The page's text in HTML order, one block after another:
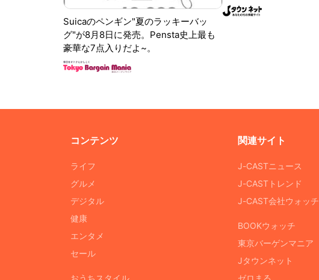
Suicaのペンギン"夏のラッキーバッ
グ"が8月8日に発売。Pensta史上最も
豪華な7点入りだよ~。
コンテンツ
ライフ
グルメ
デジタル
健康
エンタメ
セール
おうちスタイル
関連サイト
J-CASTニュース
J-CASTトレンド
J-CAST会社ウォッチ
BOOKウォッチ
東京バーゲンマニア
Jタウンネット
ゼロまる